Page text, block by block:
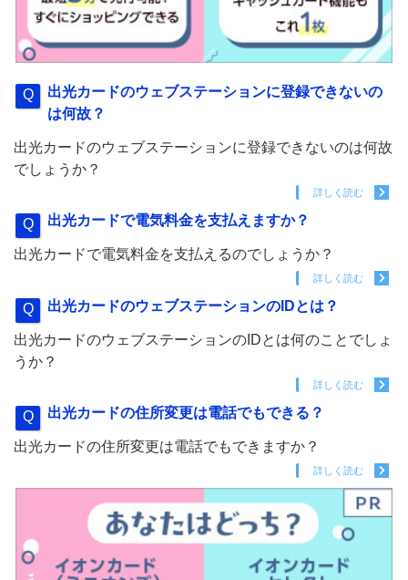
出光カードのウェブステーションに登録できないの
は何故？
出光カードのウェブステーションに登録できないのは何故
でしょうか？
詳しく読む
出光カードで電気料金を支払えますか？
出光カードで電気料金を支払えるのでしょうか？
詳しく読む
出光カードのウェブステーションのIDとは？
出光カードのウェブステーションのIDとは何のことでしょ
うか？
詳しく読む
出光カードの住所変更は電話でもできる？
出光カードの住所変更は電話でもできますか？
詳しく読む